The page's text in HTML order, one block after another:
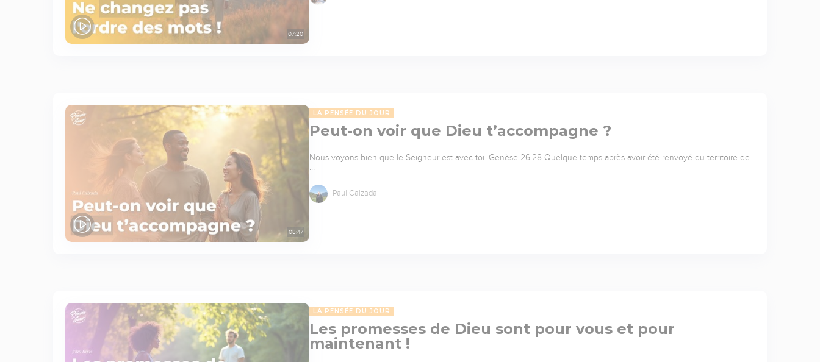
07:20
08:47
LA PENSÉE DU JOUR
Peut-on voir que Dieu t’accompagne ?
Nous voyons bien que le Seigneur est avec toi. Genèse 26.28 Quelque temps après avoir été renvoyé du territoire de
Paul Calzada
LA PENSÉE DU JOUR
Les promesses de Dieu sont pour vous et pour
maintenant !